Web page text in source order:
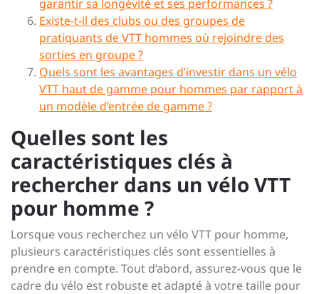
garantir sa longévité et ses performances ?
Existe-t-il des clubs ou des groupes de
pratiquants de VTT hommes où rejoindre des
sorties en groupe ?
Quels sont les avantages d’investir dans un vélo
VTT haut de gamme pour hommes par rapport à
un modèle d’entrée de gamme ?
Quelles sont les
caractéristiques clés à
rechercher dans un vélo VTT
pour homme ?
Lorsque vous recherchez un vélo VTT pour homme,
plusieurs caractéristiques clés sont essentielles à
prendre en compte. Tout d’abord, assurez-vous que le
cadre du vélo est robuste et adapté à votre taille pour